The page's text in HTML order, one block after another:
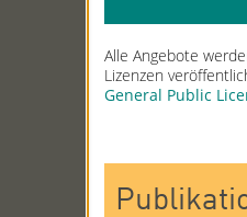
Alle Angebote
Lizenzen
General Public